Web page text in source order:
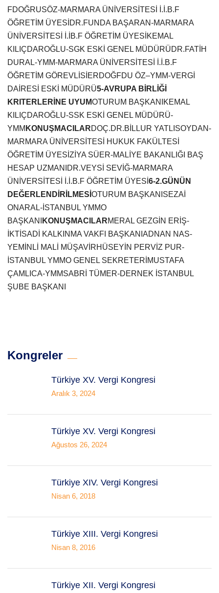
FDOĞRUSÖZ-MARMARA ÜNİVERSİTESİ İ.İ.B.F
ÖĞRETİM ÜYESİ DR.FUNDA BAŞARAN-MARMARA
ÜNİVERSİTESİ İ.İB.F ÖĞRETİM ÜYESİ KEMAL
KILIÇDAROĞLU-SGK ESKİ GENEL MÜDÜRÜDR.FATİH
DURAL-YMM-MARMARA ÜNİVERSİTESİ İ.İ.B.F
ÖĞRETİM GÖREVLİSİ ERDOĞFDU ÖZ–YMM-VERGİ
DAİRESİ ESKİ MÜDÜRÜ5-AVRUPA BİRLİĞİ
KRITERLERİNE UYUMOTURUM BAŞKANI KEMAL
KILIÇDAROĞLU-SSK ESKİ GENEL MÜDÜRÜ-
YMM KONUŞMACILARDOÇ.DR.BİLLUR YATLISOYDAN-
MARMARA ÜNİVERSİTESİ HUKUK FAKÜLTESİ
ÖĞRETİM ÜYESİ ZİYA SÜER-MALİYE BAKANLIĞI BAŞ
HESAP UZMANI DR.VEYSİ SEVİĞ-MARMARA
ÜNİVERSİTESİ İ.İ.B.F ÖĞRETİM ÜYESİ 6-2.GÜNÜN
DEĞERLENDİRİLMESİ OTURUM BAŞKANI SEZAİ
ONARAL-İSTANBUL YMMO
BAŞKANI KONUŞMACILARMERAL GEZGİN ERİŞ-
İKTİSADİ KALKINMA VAKFI BAŞKANI ADNAN NAS-
YEMİNLİ MALİ MÜŞAVİRHÜSEYİN PERVİZ PUR-
İSTANBUL YMMO GENEL SEKRETERİ MUSTAFA
ÇAMLICA-YMMSABRİ TÜMER-DERNEK İSTANBUL
ŞUBE BAŞKANI
Kongreler
Türkiye XV. Vergi Kongresi
Aralık 3, 2024
Türkiye XV. Vergi Kongresi
Ağustos 26, 2024
Türkiye XIV. Vergi Kongresi
Nisan 6, 2018
Türkiye XIII. Vergi Kongresi
Nisan 8, 2016
Türkiye XII. Vergi Kongresi